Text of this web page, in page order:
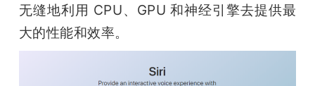
无缝地利用 CPU、GPU 和神经引擎去提供最
大的性能和效率。